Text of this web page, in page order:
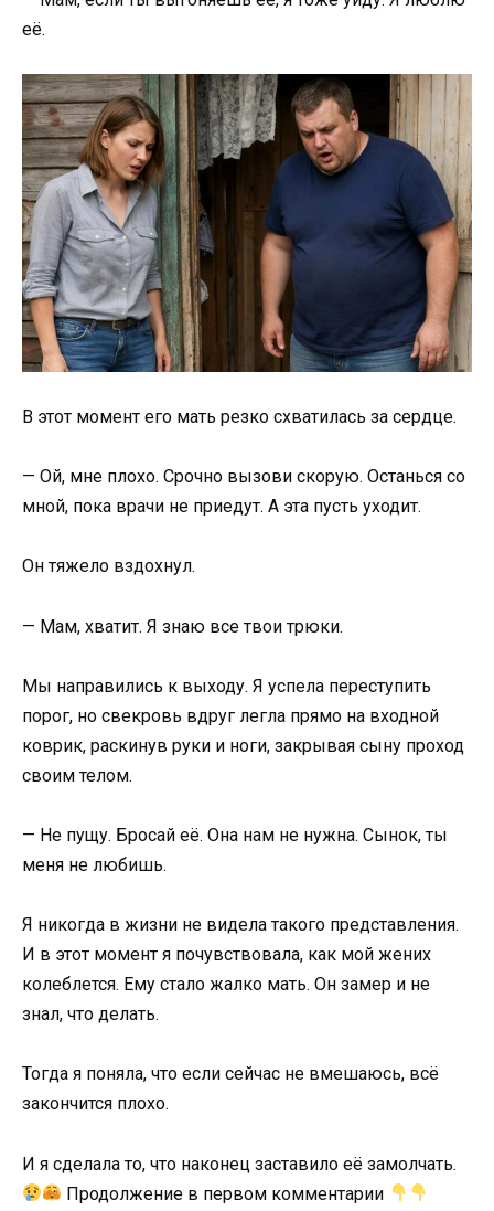
её.
В этот момент его мать резко схватилась за сердце.
— Ой, мне плохо. Срочно вызови скорую. Останься со
мной, пока врачи не приедут. А эта пусть уходит.
Он тяжело вздохнул.
— Мам, хватит. Я знаю все твои трюки.
Мы направились к выходу. Я успела переступить
порог, но свекровь вдруг легла прямо на входной
коврик, раскинув руки и ноги, закрывая сыну проход
своим телом.
— Не пущу. Бросай её. Она нам не нужна. Сынок, ты
меня не любишь.
Я никогда в жизни не видела такого представления.
И в этот момент я почувствовала, как мой жених
колеблется. Ему стало жалко мать. Он замер и не
знал, что делать.
Тогда я поняла, что если сейчас не вмешаюсь, всё
закончится плохо.
И я сделала то, что наконец заставило её замолчать.
Продолжение в первом комментарии